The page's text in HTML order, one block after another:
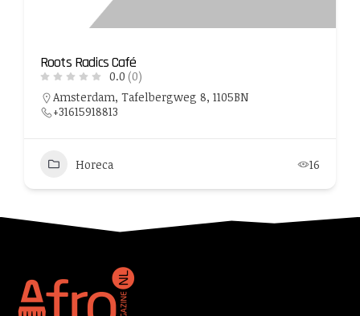
Roots Radics Café
0.0 (0)
Amsterdam, Tafelbergweg 8, 1105BN
+31615918813
Horeca 16